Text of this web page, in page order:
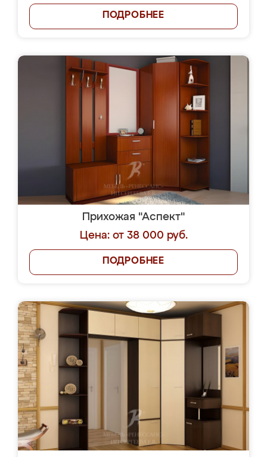
ПОДРОБНЕЕ
Прихожая "Аспект"
Цена: от 38 000 руб.
ПОДРОБНЕЕ